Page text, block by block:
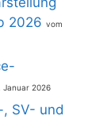
2026
Januar 2026
SV- und